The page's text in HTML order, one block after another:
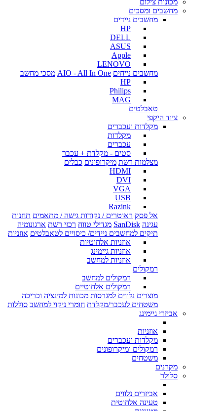
מחשבים ומסכים
מחשבים ניידים
HP
DELL
ASUS
Apple
LENOVO
מחשבים נייחים AIO - All In One מסכי מחשב
HP
Philips
MAG
טאבלטים
ציוד היקפי
מקלדות ועכברים
מקלדות
עכברים
סטים - מקלדת + עכבר
מצלמות רשת מיקרופונים כבלים
HDMI
DVI
VGA
USB
Razink
אל פסק ראוטרים / נקודות גישה / מתאמים תחנות
עגינה SanDisk מגדילי טווח רכזי רשת ארגונומיה
תיקים למחשבים ניידים/ כיסויים לטאבלטים אוזניות
אוזניות אלחוטיות
אוזניות גיימינג
אוזניות למחשב
רמקולים
רמקולים למחשב
רמקולים אלחוטיים
מוצרים נלווים למגרסות מכונות למינציה וכריכה
משטחים לעכבר/מקלדת חומרי ניקוי למחשב סוללות
אביזרי גיימינג
אוזניות
מקלדות ועכברים
רמקולים ומיקרופונים
משטחים
מקרנים
סלולר
אביזרים נלווים
טעינה אלחוטית